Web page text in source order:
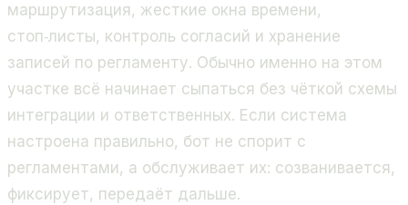
маршрутизация, жесткие окна времени,
стоп‑листы, контроль согласий и хранение
записей по регламенту. Обычно именно на этом
участке всё начинает сыпаться без чёткой схемы
интеграции и ответственных. Если система
настроена правильно, бот не спорит с
регламентами, а обслуживает их: созванивается,
фиксирует, передаёт дальше.